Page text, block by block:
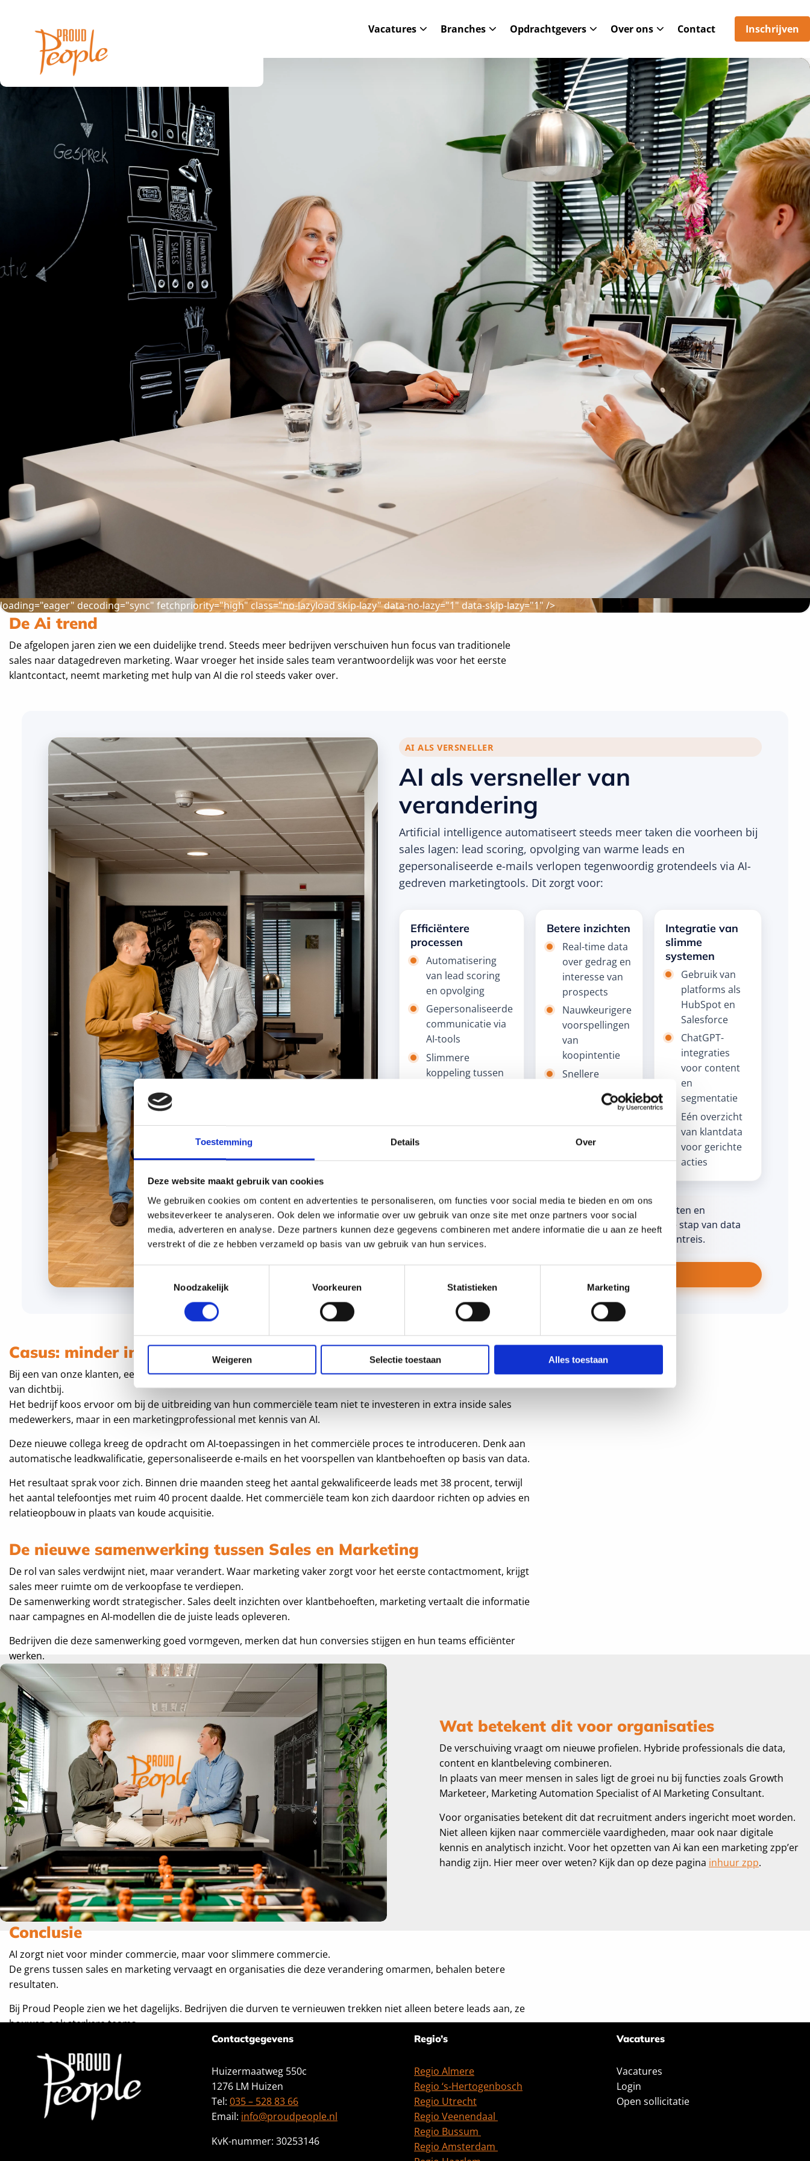
Toestemming Details Over
Deze website maakt gebruik van cookies
We gebruiken cookies om content en advertenties te personaliseren, om functies voor social media te bieden en om ons
websiteverkeer te analyseren. Ook delen we informatie over uw gebruik van onze site met onze partners voor social
media, adverteren en analyse. Deze partners kunnen deze gegevens combineren met andere informatie die u aan ze heeft
verstrekt of die ze hebben verzameld op basis van uw gebruik van hun services.
Noodzakelijk
Voorkeuren Statistieken Marketing
Weigeren Selectie toestaan Alles toestaan
Vacatures Branches Opdrachtgevers Over ons Contact Inschrijven
loading="eager" decoding="sync" fetchpriority="high" class="no-lazyload skip-lazy"data-no-lazy="1" data-skip-lazy="1" />
De verschuiving van Sales naar
De Ai trend
De afgelopen jaren zien we een duidelijke trend. Steeds meer bedrijven verschuiven hun focus van traditionele
sales naar datagedreven marketing. Waar vroeger het inside sales team verantwoordelijk was voor het eerste
klantcontact, neemt marketing met hulp van AI die rol steeds vaker over.
AI ALS VERSNELLER
AI als versneller van
verandering
Artificial intelligence automatiseert steeds meer taken die voorheen bij
sales lagen: lead scoring, opvolging van warme leads en
gepersonaliseerde e-mails verlopen tegenwoordig grotendeels via AI-
gedreven marketingtools. Dit zorgt voor:
Efficiëntere
processen
Automatisering
van lead scoring
en opvolging
Gepersonaliseerde
communicatie via
AI-tools
Slimmere
koppeling tussen
Betere inzichten
Real-time data
over gedrag en
interesse van
prospects
Nauwkeurigere
voorspellingen
van
koopintentie
Snellere
warme leads
Integratie van
slimme
systemen
Gebruik van
platforms als
HubSpot en
Salesforce
ChatGPT-
integraties
voor content
en
segmentatie
Eén overzicht
van klantdata
voor gerichte
acties
Resultaat: campagnes die beter aansluiten op klantbehoeften en
salesprocessen die minder tijd kosten. Met AI versnel je de stap van data
naar actie en creëer je meer waarde in elke fase van de klantreis.
Casus: minder inside sales, meer marketingimpact
Bij een van onze klanten, een snelgroeiende organisatie in de zakelijke dienstverlening, zagen we deze verschuiving
van dichtbij.
Het bedrijf koos ervoor om bij de uitbreiding van hun commerciële team niet te investeren in extra inside sales
medewerkers, maar in een marketingprofessional met kennis van AI.
Deze nieuwe collega kreeg de opdracht om AI-toepassingen in het commerciële proces te introduceren. Denk aan
automatische leadkwalificatie, gepersonaliseerde e-mails en het voorspellen van klantbehoeften op basis van data.
Het resultaat sprak voor zich. Binnen drie maanden steeg het aantal gekwalificeerde leads met 38 procent, terwijl
het aantal telefoontjes met ruim 40 procent daalde. Het commerciële team kon zich daardoor richten op advies en
relatieopbouw in plaats van koude acquisitie.
De nieuwe samenwerking tussen Sales en Marketing
De rol van sales verdwijnt niet, maar verandert. Waar marketing vaker zorgt voor het eerste contactmoment, krijgt
sales meer ruimte om de verkoopfase te verdiepen.
De samenwerking wordt strategischer. Sales deelt inzichten over klantbehoeften, marketing vertaalt die informatie
naar campagnes en AI-modellen die de juiste leads opleveren.
Bedrijven die deze samenwerking goed vormgeven, merken dat hun conversies stijgen en hun teams efficiënter
werken.
Wat betekent dit voor organisaties
De verschuiving vraagt om nieuwe profielen. Hybride professionals die data,
content en klantbeleving combineren.
In plaats van meer mensen in sales ligt de groei nu bij functies zoals Growth
Marketeer, Marketing Automation Specialist of AI Marketing Consultant.
Voor organisaties betekent dit dat recruitment anders ingericht moet worden.
Niet alleen kijken naar commerciële vaardigheden, maar ook naar digitale
kennis en analytisch inzicht. Voor het opzetten van Ai kan een marketing zpp’er
handig zijn. Hier meer over weten? Kijk dan op deze pagina inhuur zpp.
Conclusie
AI zorgt niet voor minder commercie, maar voor slimmere commercie.
De grens tussen sales en marketing vervaagt en organisaties die deze verandering omarmen, behalen betere
resultaten.
Bij Proud People zien we het dagelijks. Bedrijven die durven te vernieuwen trekken niet alleen betere leads aan, ze
bouwen ook sterkere teams.
Contactgegevens
Huizermaatweg 550c
1276 LM Huizen
Tel: 035 – 528 83 66
Email: info@proudpeople.nl
KvK-nummer: 30253146
Regio’s
Regio Almere
Regio ‘s-Hertogenbosch
Regio Utrecht
Regio Veenendaal
Regio Bussum
Regio Amsterdam
Vacatures
Vacatures
Login
Open sollicitatie